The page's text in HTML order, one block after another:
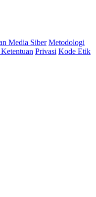
Media Siber Metodologi
Privasi Kode Etik